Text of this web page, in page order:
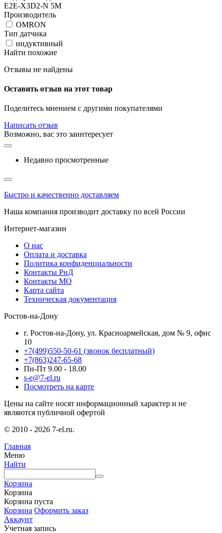
E2E-X3D2-N 5M
Производитель
OMRON
Тип датчика
индуктивный
Найти похожие
Отзывы не найдены
Оставить отзыв на этот товар
Поделитесь мнением с другими покупателями
Написать отзыв
Возможно, вас это заинтересует
Недавно просмотренные
Быстро и качественно доставляем
Наша компания производит доставку по всей России
Интернет-магазин
О нас
Оплата и доставка
Политика конфиденциальности
Контакты РнД
Контакты МО
Карта сайта
Техническая документация
Ростов-на-Дону
г. Ростов-на-Дону, ул. Красноармейская, дом № 9, офис
10
+7(499)550-50-61 (звонок бесплатный)
+7(863)247-65-68
Пн-Пт 9.00 - 18.00
s-e@7-el.ru
Посмотреть на карте
Цены на сайте носят информационный характер и не
являются публичной офертой
© 2010 - 2026 7-el.ru.
Главная
Меню
Найти
Корзина
Корзина
Корзина пуста
Корзина Оформить заказ
Аккаунт
Учетная запись